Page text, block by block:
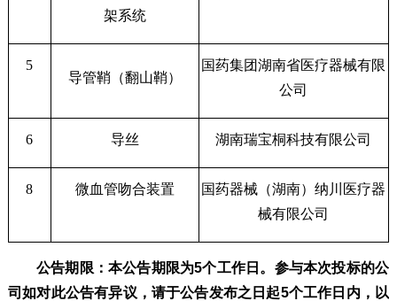
架系统
5
导管鞘（翻山鞘）
国药集团湖南省医疗器械有限
公司
6 导丝 湖南瑞宝桐科技有限公司
8 微血管吻合装置
国药器械（湖南）纳川医疗器
械有限公司
公告期限：本公告期限为5个工作日。参与本次投标的公
司如对此公告有异议，请于公告发布之日起5个工作日内，以